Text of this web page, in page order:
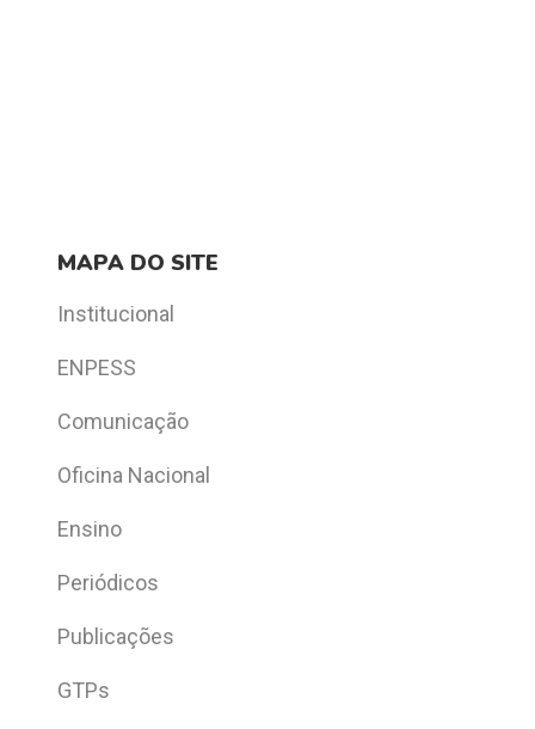
MAPA DO SITE
Institucional
ENPESS
Comunicação
Oficina Nacional
Ensino
Periódicos
Publicações
GTPs